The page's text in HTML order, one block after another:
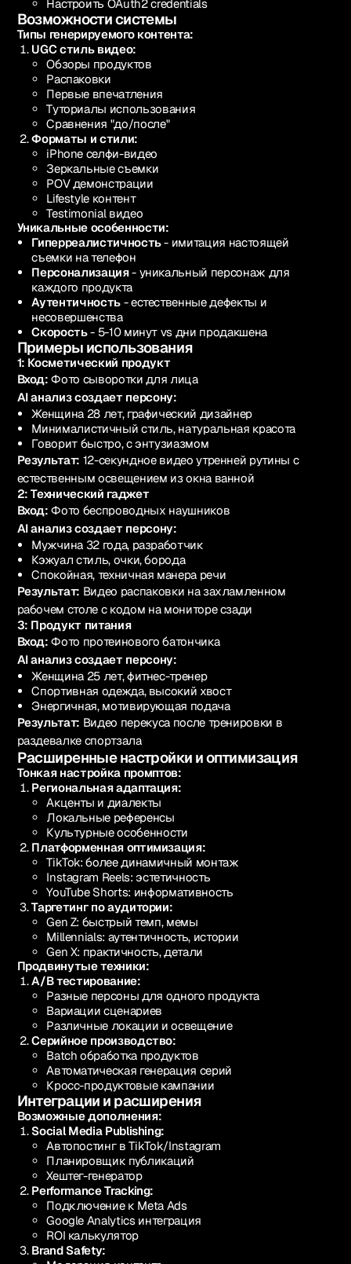
Настроить OAuth2 credentials
Возможности системы
Типы генерируемого контента:
UGC стиль видео:
Обзоры продуктов
Распаковки
Первые впечатления
Туториалы использования
Сравнения "до/после"
Форматы и стили:
iPhone селфи-видео
Зеркальные съемки
POV демонстрации
Lifestyle контент
Testimonial видео
Уникальные особенности:
Гиперреалистичность- имитация настоящей
съемки на телефон
Персонализация- уникальный персонаж для
каждого продукта
Аутентичность- естественные дефекты и
несовершенства
Скорость- 5-10 минут vs дни продакшена
Примеры использования
1: Косметический продукт
Вход: Фото сыворотки для лица
AI анализ создает персону:
Женщина 28 лет, графический дизайнер
Минималистичный стиль, натуральная красота
Говорит быстро, с энтузиазмом
Результат: 12-секундное видео утренней рутины с
естественным освещением из окна ванной
2: Технический гаджет
Вход: Фото беспроводных наушников
AI анализ создает персону:
Мужчина 32 года, разработчик
Кэжуал стиль, очки, борода
Спокойная, техничная манера речи
Результат: Видео распаковки на захламленном
рабочем столе с кодом на мониторе сзади
3: Продукт питания
Вход: Фото протеинового батончика
AI анализ создает персону:
Женщина 25 лет, фитнес-тренер
Спортивная одежда, высокий хвост
Энергичная, мотивирующая подача
Результат: Видео перекуса после тренировки в
раздевалке спортзала
Расширенные настройки и оптимизация
Тонкая настройка промптов:
Региональная адаптация:
Акценты и диалекты
Локальные референсы
Культурные особенности
Платформенная оптимизация:
TikTok: более динамичный монтаж
Instagram Reels: эстетичность
YouTube Shorts: информативность
Таргетинг по аудитории:
Gen Z: быстрый темп, мемы
Millennials: аутентичность, истории
Gen X: практичность, детали
Продвинутые техники:
A/B тестирование:
Разные персоны для одного продукта
Вариации сценариев
Различные локации и освещение
Серийное производство:
Batch обработка продуктов
Автоматическая генерация серий
Кросс-продуктовые кампании
Интеграции и расширения
Возможные дополнения:
Social Media Publishing:
Автопостинг в TikTok/Instagram
Планировщик публикаций
Хештег-генератор
Performance Tracking:
Подключение к Meta Ads
Google Analytics интеграция
ROI калькулятор
Brand Safety: